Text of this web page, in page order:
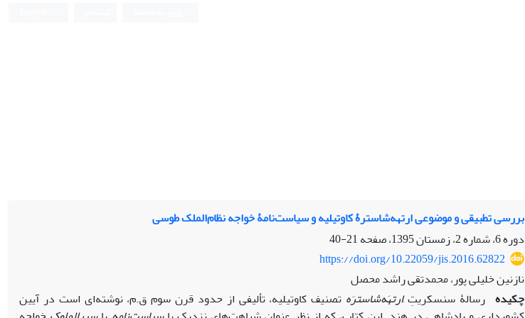
بررسی تطبیقی‌ و موضوعی ارتهه‌شاسترۀ کاوتیلیه و سیاست‌نامۀ خواجه نظام‌الملک طوسی
دوره 6، شماره 2، زمستان 1395، صفحه
21-40
https://doi.org/10.22059/jis.2016.62822
نازنین خلیلی پور، محمدتقی راشد محصل
چکیده رسالۀ سنسکریتِ َارتهَه‌شاسترَه تصنیف کاوتیلیه، تألیفی از حدود قرن سوم ق.‌م، نوشته‌ای است در آیین